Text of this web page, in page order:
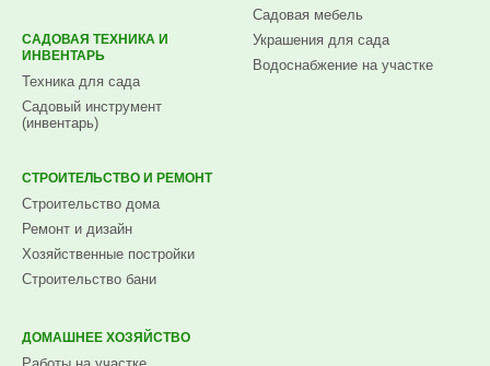
САДОВАЯ ТЕХНИКА И
ИНВЕНТАРЬ
Техника для сада
Садовый инструмент
(инвентарь)
Садовая мебель
Украшения для сада
Водоснабжение на участке
СТРОИТЕЛЬСТВО И РЕМОНТ
Строительство дома
Ремонт и дизайн
Хозяйственные постройки
Строительство бани
ДОМАШНЕЕ ХОЗЯЙСТВО